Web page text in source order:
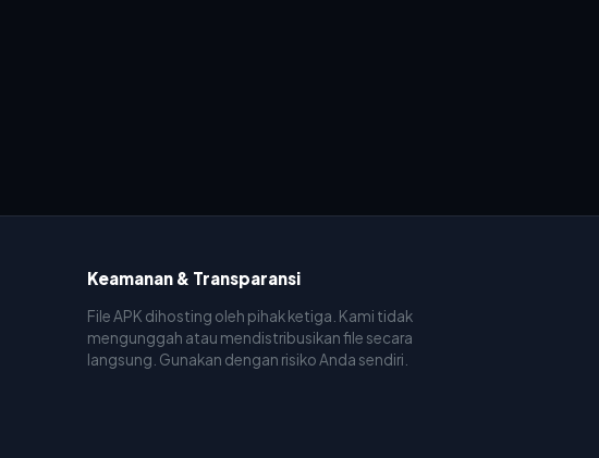
Keamanan & Transparansi
File APK dihosting oleh pihak ketiga. Kami tidak
mengunggah atau mendistribusikan file secara
langsung. Gunakan dengan risiko Anda sendiri.